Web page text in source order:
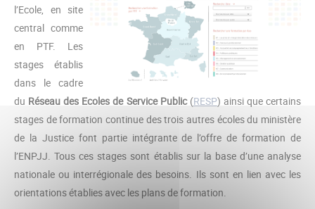
l’Ecole, en site
central comme
en PTF. Les
stages établis
dans le cadre
du Réseau des Ecoles de Service Public(RESP) ainsi que certains
stages de formation continue des trois autres écoles du ministère
de la Justice font partie intégrante de l’offre de formation de
l’ENPJJ. Tous ces stages sont établis sur la base d’une analyse
nationale ou interrégionale des besoins. Ils sont en lien avec les
orientations établies avec les plans de formation.